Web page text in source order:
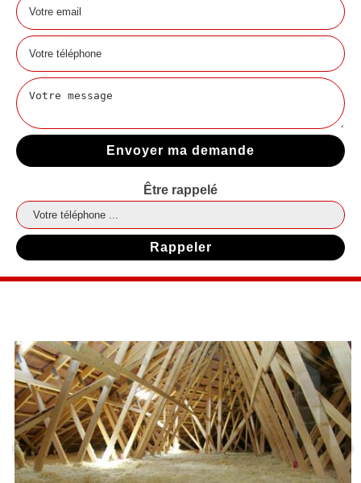
Être rappelé